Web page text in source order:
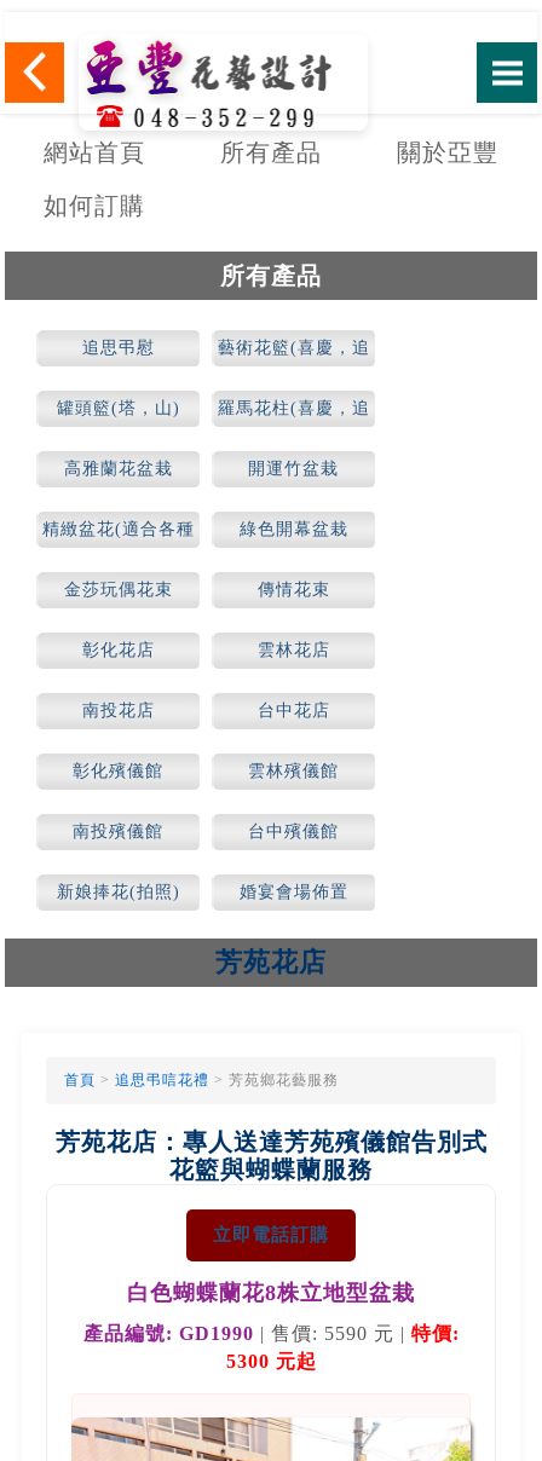
網站首頁 所有產品
關於亞豐
如何訂購
所有產品
追思弔慰
藝術花籃(喜慶，追
罐頭籃(塔，山)
羅馬花柱(喜慶，追
高雅蘭花盆栽
開運竹盆栽
精緻盆花(適合各種
綠色開幕盆栽
金莎玩偶花束 傳情花束
彰化花店 雲林花店
南投花店 台中花店
彰化殯儀館 雲林殯儀館
南投殯儀館 台中殯儀館
新娘捧花(拍照) 婚宴會場佈置
芳苑花店
首頁 > 追思弔唁花禮 > 芳苑鄉花藝服務
芳苑花店：專人送達芳苑殯儀館告別式
花籃與蝴蝶蘭服務
立即電話訂購
白色蝴蝶蘭花8株立地型盆栽
產品編號: GD1990 | 售價: 5590 元 | 特價:
5300 元起